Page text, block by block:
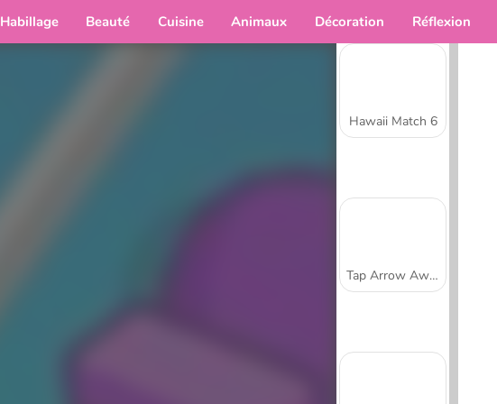
Habillage Beauté Cuisine Animaux Décoration Réflexion
Hawaii Match 6
Tap Arrow Away